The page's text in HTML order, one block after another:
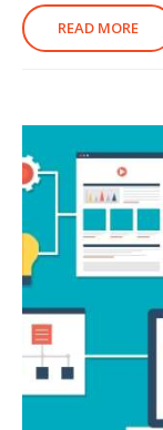
READ MORE